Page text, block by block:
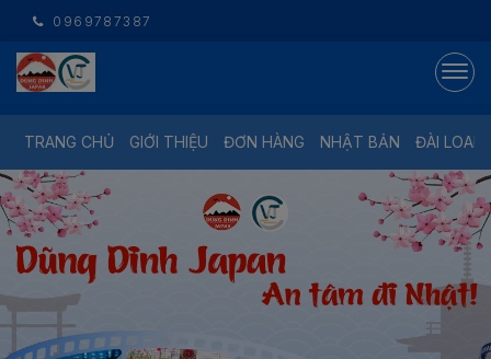
0969787387
TRANG CHỦ GIỚI THIỆU ĐƠN HÀNG NHẬT BẢN ĐÀI LOAN